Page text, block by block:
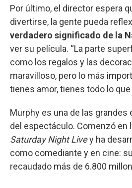
Por último, el director espera
divertirse, la gente pueda
verdadero significado de la
ver su película. “La parte
como los regalos y las
maravilloso, pero lo más
tienes amor, tienes todo lo
Murphy es una de las
del espectáculo. Comenzó en
Saturday Night Livey ha
como comediante y en cine:
recaudado más de 6.800